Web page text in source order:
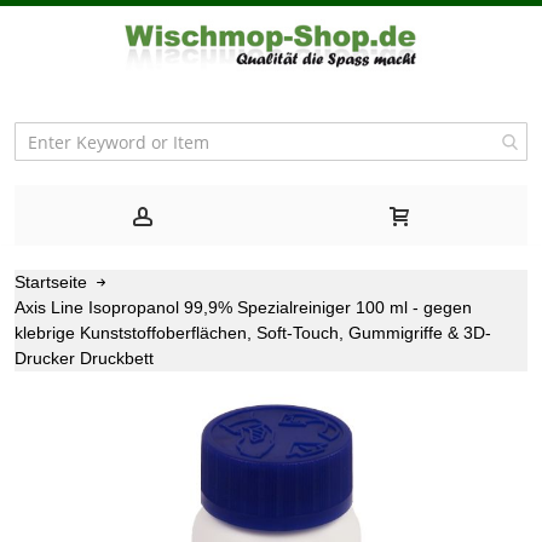
Startseite
Axis Line Isopropanol 99,9% Spezialreiniger 100 ml - gegen
klebrige Kunststoffoberflächen, Soft-Touch, Gummigriffe & 3D-
Drucker Druckbett